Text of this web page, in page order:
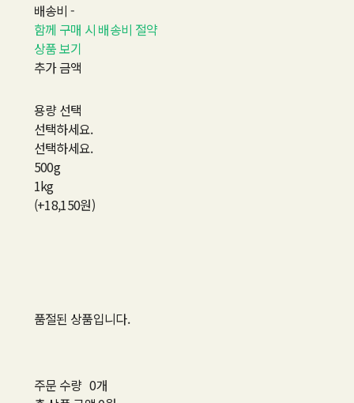
배송비 -
함께 구매 시 배송비 절약
상품 보기
추가 금액
용량 선택
선택하세요.
선택하세요.
500g
1kg
(+18,150원)
품절된 상품입니다.
주문 수량 0개